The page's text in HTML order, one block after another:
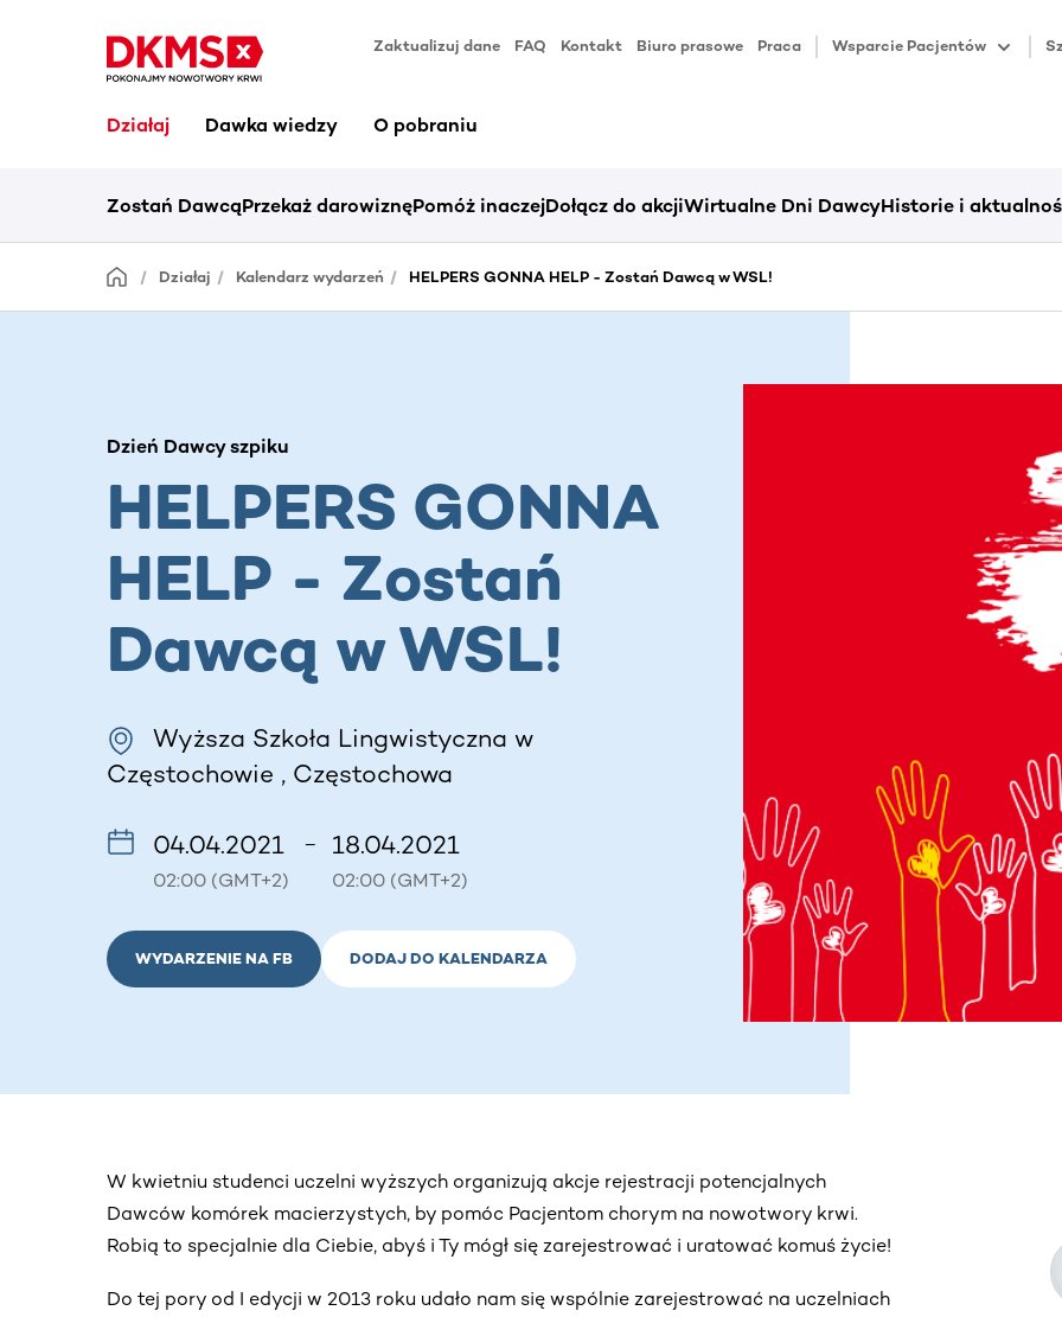
Zaktualizuj dane FAQ Kontakt Biuro prasowe Praca Wsparcie Pacjentów
Działaj Dawka wiedzy O pobraniu
Zostań DawcąPrzekaż darowiznęPomóż inaczejDołącz do akcjiWirtualne Dni DawcyHistorie i
Działaj Kalendarz wydarzeń HELPERS GONNA HELP - Zostań Dawcą w WSL!
Dzień Dawcy szpiku
HELPERS GONNA
HELP - Zostań
Dawcą w WSL!
Wyższa Szkoła Lingwistyczna w
Częstochowie , Częstochowa
04.04.2021
02:00 (GMT+2)
– 18.04.2021
02:00 (GMT+2)
WYDARZENIE NA FB DODAJ DO KALENDARZA
W kwietniu studenci uczelni wyższych organizują akcje rejestracji potencjalnych
Dawców komórek macierzystych, by pomóc Pacjentom chorym na nowotwory krwi.
Robią to specjalnie dla Ciebie, abyś i Ty mógł się zarejestrować i uratować komuś życie!
Do tej pory od I edycji w 2013 roku udało nam się wspólnie zarejestrować na uczelniach